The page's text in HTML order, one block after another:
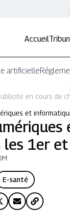
Accueil
artificielle
en cours de
et
les 1er
E-santé